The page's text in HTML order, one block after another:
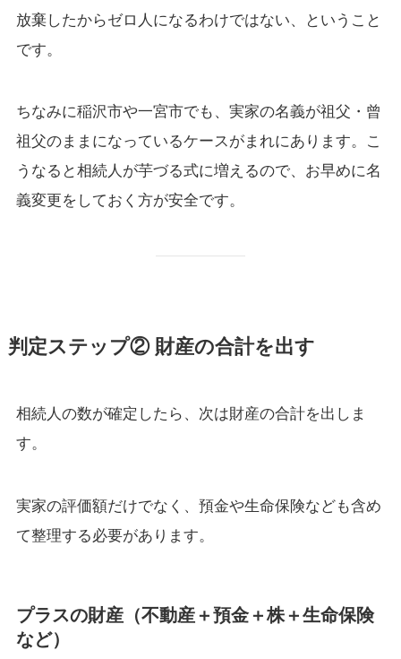
放棄したからゼロ人になるわけではない、ということ
です。
ちなみに稲沢市や一宮市でも、実家の名義が祖父・曾
祖父のままになっているケースがまれにあります。こ
うなると相続人が芋づる式に増えるので、お早めに名
義変更をしておく方が安全です。
判定ステップ② 財産の合計を出す
相続人の数が確定したら、次は財産の合計を出しま
す。
実家の評価額だけでなく、預金や生命保険なども含め
て整理する必要があります。
プラスの財産（不動産＋預金＋株＋生命保険
など）